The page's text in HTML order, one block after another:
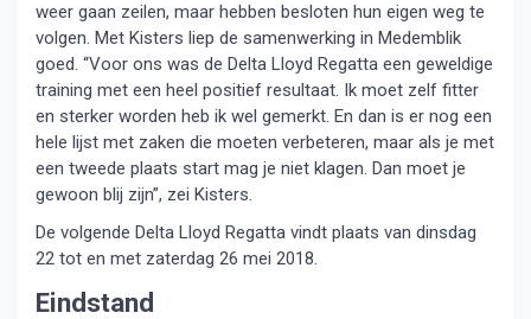
weer gaan zeilen, maar hebben besloten hun eigen weg te
volgen. Met Kisters liep de samenwerking in Medemblik
goed. “Voor ons was de Delta Lloyd Regatta een geweldige
training met een heel positief resultaat. Ik moet zelf fitter
en sterker worden heb ik wel gemerkt. En dan is er nog een
hele lijst met zaken die moeten verbeteren, maar als je met
een tweede plaats start mag je niet klagen. Dan moet je
gewoon blij zijn”, zei Kisters.
De volgende Delta Lloyd Regatta vindt plaats van dinsdag
22 tot en met zaterdag 26 mei 2018.
Eindstand